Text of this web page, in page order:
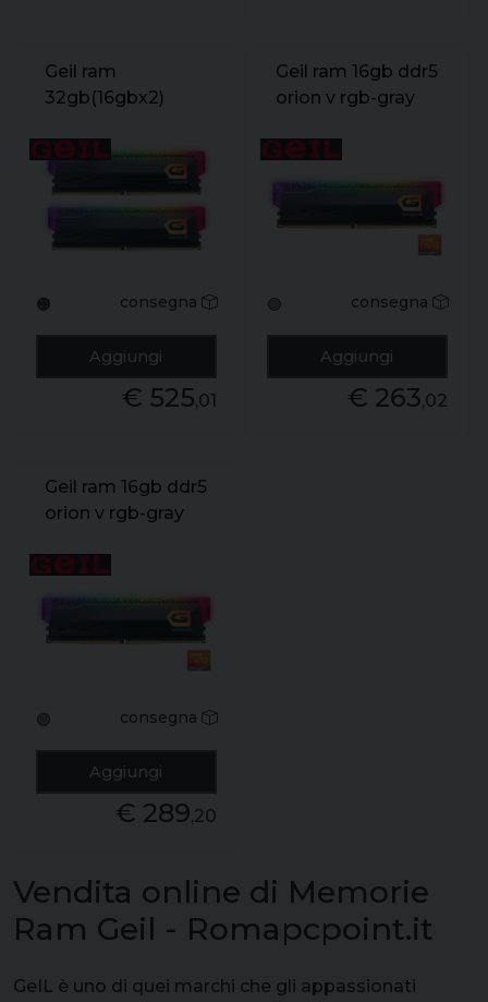
Geil ram
32gb(16gbx2)
gray pc5-44800
5600mhz 38-44-
44-84
🟠 consegna
Aggiungi
€ 525,01
Geil ram 16gb ddr5
orion v rgb-gray
5600mhz 38-44-
🟢 consegna
Aggiungi
€ 263,02
Geil ram 16gb ddr5
orion v rgb-gray
6400mhz 42-48-
🟢 consegna
Aggiungi
€ 289,20
Vendita online di Memorie
Ram Geil - Romapcpoint.it
GeIL è uno di quei marchi che gli appassionati